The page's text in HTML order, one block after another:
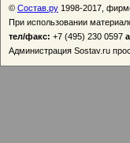
© Состав.ру 1998-2017,
При использовании
тел/факс: +7 (495) 230 0597
Администрация Sostav.ru